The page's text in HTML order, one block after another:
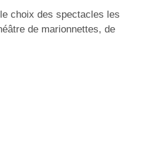
choix des spectacles les
de marionnettes, de